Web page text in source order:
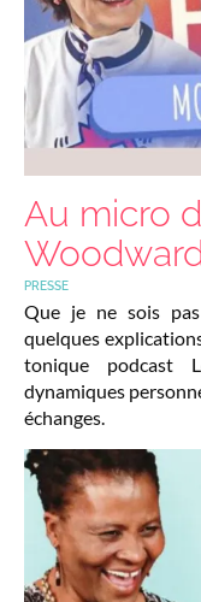
Au micro
PRESSE
Que je ne sois
quelques
tonique podcast
dynamiques
échanges.